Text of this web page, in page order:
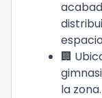
🏢
la zona.